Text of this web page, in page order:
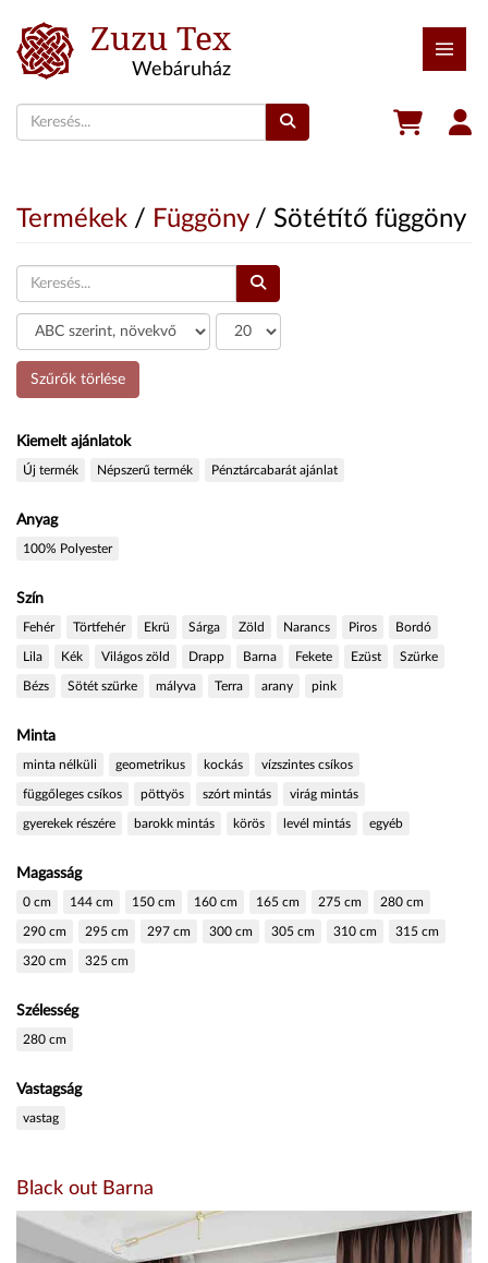
Zuzu Tex
Webáruház
Termékek / Függöny/ Sötétítő függöny
Szűrő
COM_ZUZU_LIST_LIMIT
Szűrők törlése
Kiemelt ajánlatok
Új termék Népszerű termék Pénztárcabarát ajánlat
Anyag
100% Polyester
Szín
Fehér Törtfehér Ekrü Sárga Zöld Narancs Piros Bordó
Lila Kék Világos zöld Drapp Barna Fekete Ezüst Szürke
Bézs Sötét szürke mályva Terra arany pink
Minta
minta nélküli geometrikus kockás vízszintes csíkos
függőleges csíkos pöttyös szórt mintás virág mintás
gyerekek részére barokk mintás körös levél mintás egyéb
Magasság
0 cm 144 cm 150 cm 160 cm 165 cm 275 cm 280 cm
290 cm 295 cm 297 cm 300 cm 305 cm 310 cm 315 cm
320 cm 325 cm
Szélesség
280 cm
Vastagság
vastag
Black out Barna